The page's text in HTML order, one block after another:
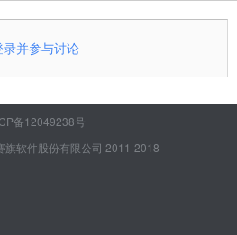
录并参与讨论
备12049238号
旗软件股份有限公司 2011-2018